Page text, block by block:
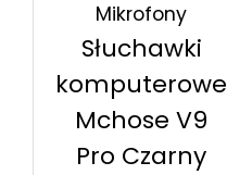
Mikrofony
Słuchawki
komputerowe
Mchose V9
Pro Czarny